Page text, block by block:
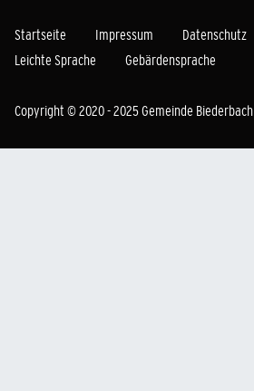
Startseite Impressum Datenschutz
Leichte Sprache
Gebärdensprache
Copyright © 2020 - 2025 Gemeinde Biederbach